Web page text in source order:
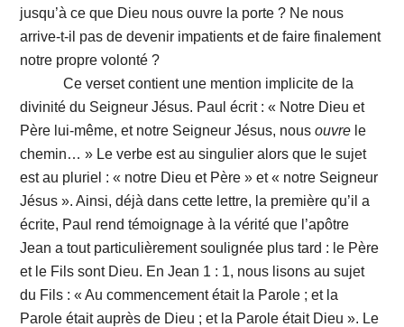
jusqu’à ce que Dieu nous ouvre la porte ? Ne nous
arrive-t-il pas de devenir impatients et de faire finalement
notre propre volonté ?
Ce verset contient une mention implicite de la
divinité du Seigneur Jésus. Paul écrit : « Notre Dieu et
Père lui-même, et notre Seigneur Jésus, nous ouvre le
chemin… » Le verbe est au singulier alors que le sujet
est au pluriel : « notre Dieu et Père » et « notre Seigneur
Jésus ». Ainsi, déjà dans cette lettre, la première qu’il a
écrite, Paul rend témoignage à la vérité que l’apôtre
Jean a tout particulièrement soulignée plus tard : le Père
et le Fils sont Dieu. En Jean 1 : 1, nous lisons au sujet
du Fils : « Au commencement était la Parole ; et la
Parole était auprès de Dieu ; et la Parole était Dieu ». Le